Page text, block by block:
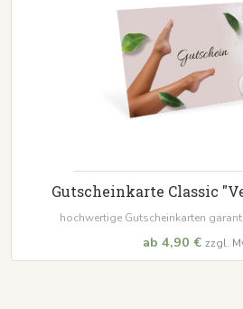
Gutscheinkarte Classic
hochwertige Gutscheinkarten
ab 4,90 € zzgl.